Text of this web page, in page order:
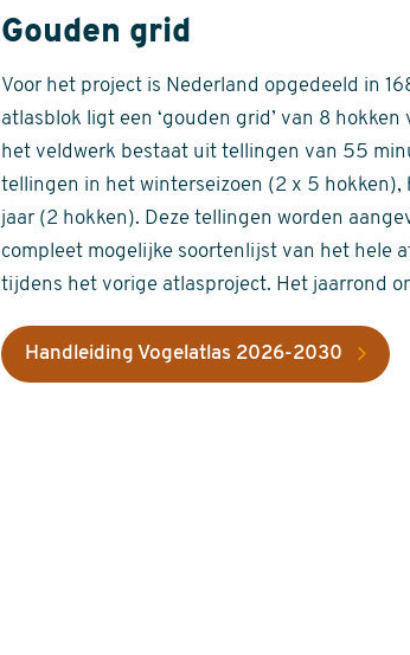
Gouden grid
Voor het project is Nederland opgedeeld in
atlasblok ligt een ‘gouden grid’ van 8
het veldwerk bestaat uit tellingen van 55
tellingen in het winterseizoen (2 x 5
jaar (2 hokken). Deze tellingen worden
compleet mogelijke soortenlijst van het hele
tijdens het vorige atlasproject. Het jaarrond
Handleiding Vogelatlas 2026-2030